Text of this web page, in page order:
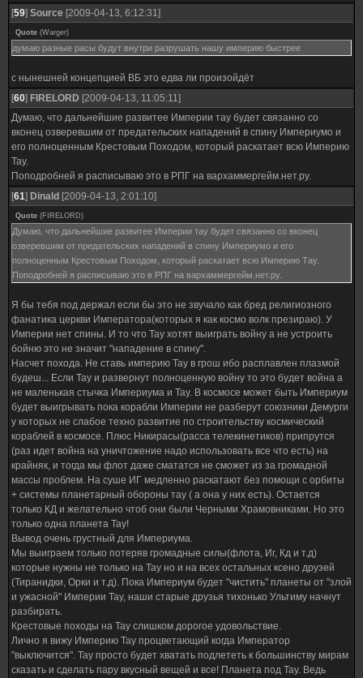
[59] Source [2009-04-13, 6:12:31]
Quote (Warger)
думаю разные расы будут внутри разрушать нашу империю быстрее
с нынешней концепцией ВБ это едва ли произойдёт
[60] FIRELORD [2009-04-13, 11:05:11]
Думаю, что дальнейшие развитее Империи тау будет связанно со
вконец озверевшим от предательских нападений в спину Империумо и
его полноценным Крестовым Походом, который раскатает всю Империю
Тау.
Поподробней я расписываю это в РПГ на вархаммергейм.нет.ру.
[61] Dinald [2009-04-13, 2:01:10]
Quote (FIRELORD)
Думаю, что дальнейшие развитее Империи тау будет связанно со вконец
озверевшим от предательских нападений в спину Империумо и его
полноценным Крестовым Походом, который раскатает всю Империю Тау.
Поподробней я расписываю это в РПГ на вархаммергейм.нет.ру.
Я бы тебя под держал если бы это не звучало как бред религиозного
фанатика церкви Императора(которых я как космо волк презираю). У
Империи нет спины. И то что Тау хотят выиграть войну а не устроить
бойню это не значит "нападение в спину".
Насчет похода. Не ставь империю Тау в грош ибо расплавлен плазмой
будеш... Если Тау и развернут полноценную войну то это будет война а
не маленькая стычка Империума и Тау. В космосе может быть Империум
будет выигрывать пока корабли Империи не разберут союзники Демурги
у которых не слабое техно развитие по строительству космический
кораблей в космосе. Плюс Никирасы(расса телекинетиков) припрутся
(раз идет война на уничтожение надо использовать все что есть) на
крайняк, и тогда мы флот даже смататся не сможет из за громадной
массы проблем. На суше ИГ медленно раскатают без помощи с орбиты
+ системы планетарный обороны тау ( а она у них есть). Остается
только КД и желательно чтоб они были Черными Храмовниками. Но это
только одна планета Тау!
Вывод очень грустный для Империума.
Мы выиграем только потеряв громадные силы(флота, Иг, Кд и т.д)
которые нужны не только на Тау но и на всех остальных ксено друзей
(Тиранидки, Орки и т.д). Пока Империум будет "чистить" планеты от "злой
и ужасной" Империи Тау, наши старые друзья тихонько Ультиму начнут
разбирать.
Крестовые походы на Тау слишком дорогое удовольствие.
Лично я вижу Империю Тау процветающий когда Император
"выключится". Тау просто будет хватать подлететь к большинству мирам
сказать и сделать пару вкусный вещей и все! Планета под Тау. Ведь